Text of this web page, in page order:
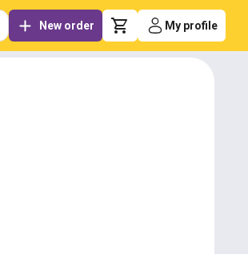
New order My profile